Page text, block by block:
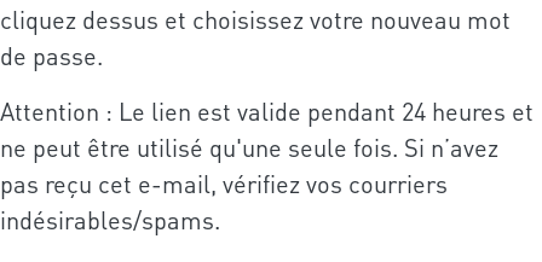
cliquez dessus et choisissez votre nouveau mot
de passe.
Attention : Le lien est valide pendant 24 heures et
ne peut être utilisé qu'une seule fois. Si n’avez
pas reçu cet e-mail, vérifiez vos courriers
indésirables/spams.